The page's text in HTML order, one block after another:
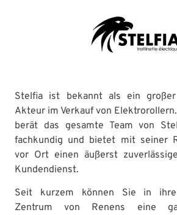
Stelfia ist bekannt als ein
Akteur im Verkauf von
berät das gesamte Team von
fachkundig und bietet mit seiner
vor Ort einen äußerst
Kundendienst.
Seit kurzem können Sie in
Zentrum von Renens eine